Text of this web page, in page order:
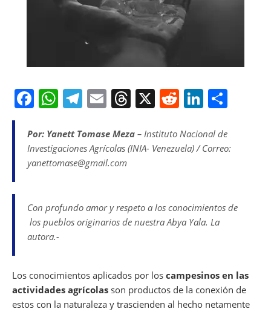
F
c
e
o
k
W
at
s
p
T
e
gr
a
E
ai
l
T
re
a
X R
d
di
Li
k
e e
Por: Yanett Tomase Meza – Instituto Nacional de
Investigaciones Agrícolas (INIA- Venezuela) / Correo:
yanettomase@gmail.com
Con profundo amor y respeto a los conocimientos de
los pueblos originarios de nuestra Abya Yala. La
autora.-
Los conocimientos aplicados por los campesinos en las
actividades agrícolas son productos de la conexión de
estos con la naturaleza y trascienden al hecho netamente